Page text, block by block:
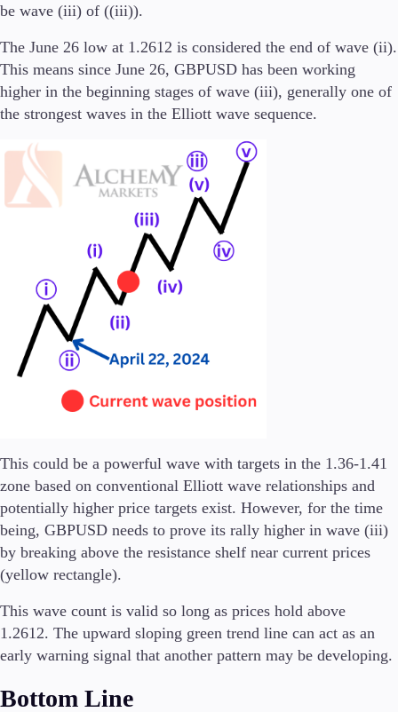
Guider
Om oss
Företag
Om oss
Företagsnyheter
Kontakta oss
be wave (iii) of ((iii)).
The June 26 low at 1.2612 is considered the end of wave (ii).
This means since June 26, GBPUSD has been working
higher in the beginning stages of wave (iii), generally one of
the strongest waves in the Elliott wave sequence.
This could be a powerful wave with targets in the 1.36-1.41
zone based on conventional Elliott wave relationships and
potentially higher price targets exist. However, for the time
being, GBPUSD needs to prove its rally higher in wave (iii)
by breaking above the resistance shelf near current prices
(yellow rectangle).
This wave count is valid so long as prices hold above
1.2612. The upward sloping green trend line can act as an
early warning signal that another pattern may be developing.
Bottom Line